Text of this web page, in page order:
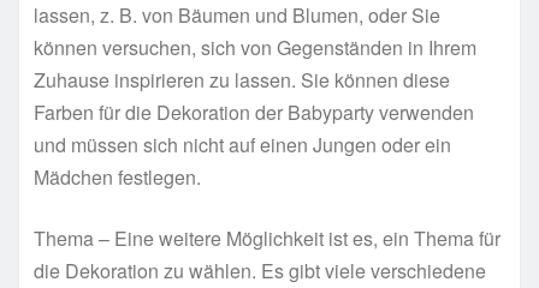
lassen, z. B. von Bäumen und Blumen, oder Sie
können versuchen, sich von Gegenständen in Ihrem
Zuhause inspirieren zu lassen. Sie können diese
Farben für die Dekoration der Babyparty verwenden
und müssen sich nicht auf einen Jungen oder ein
Mädchen festlegen.
Thema – Eine weitere Möglichkeit ist es, ein Thema für
die Dekoration zu wählen. Es gibt viele verschiedene